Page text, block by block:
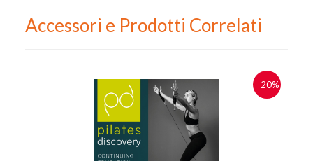
Accessori e Prodotti Correlati
−20%